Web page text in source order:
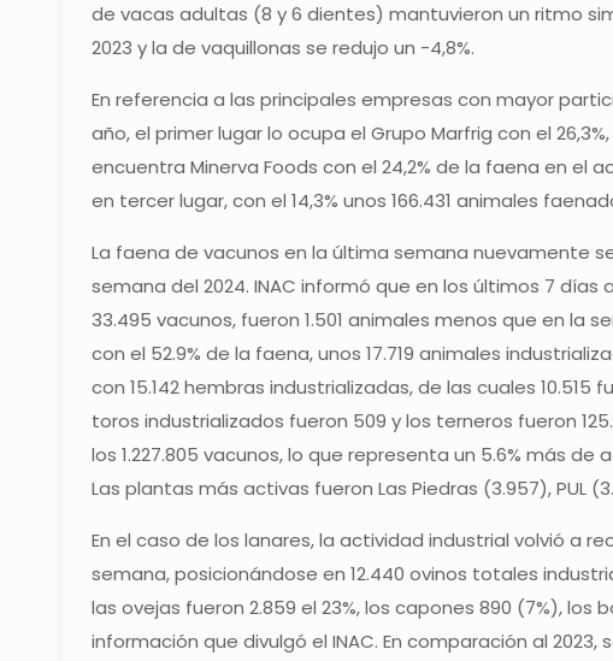
de vacas adultas (8 y 6 dientes) mantuvieron un ritmo
2023 y la de vaquillonas se redujo un -4,8%.
En referencia a las principales empresas con mayor
año, el primer lugar lo ocupa el Grupo Marfrig con el
encuentra Minerva Foods con el 24,2% de la faena en el
en tercer lugar, con el 14,3% unos 166.431 animales
La faena de vacunos en la última semana nuevamente
semana del 2024. INAC informó que en los últimos 7 días
33.495 vacunos, fueron 1.501 animales menos que en la
con el 52.9% de la faena, unos 17.719 animales
con 15.142 hembras industrializadas, de las cuales 10.515
toros industrializados fueron 509 y los terneros fueron
los 1.227.805 vacunos, lo que representa un 5.6% más
Las plantas más activas fueron Las Piedras (3.957), PUL
En el caso de los lanares, la actividad industrial volvió a
semana, posicionándose en 12.440 ovinos totales
las ovejas fueron 2.859 el 23%, los capones 890 (7%), los
información que divulgó el INAC. En comparación al